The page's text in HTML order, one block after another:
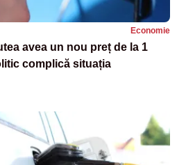
Economie
avea un nou preț de la 1
complică situația